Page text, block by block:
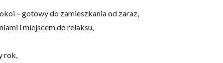
– gotowy do zamieszkania od zaraz,
i miejscem do relaksu,
rok,